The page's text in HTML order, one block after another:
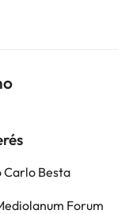
Carlo Besta
Forum